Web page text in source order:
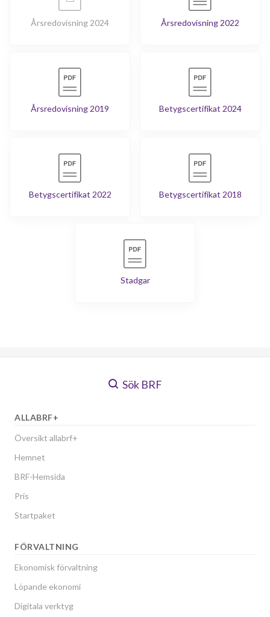
Årsredovisning 2024 Årsredovisning 2022
Årsredovisning 2019 Betygscertifikat 2024
Betygscertifikat 2022 Betygscertifikat 2018
Stadgar
Sök BRF
ALLABRF+
Översikt allabrf+
Hemnet
BRF-Hemsida
Pris
Startpaket
FÖRVALTNING
Ekonomisk förvaltning
Löpande ekonomi
Digitala verktyg